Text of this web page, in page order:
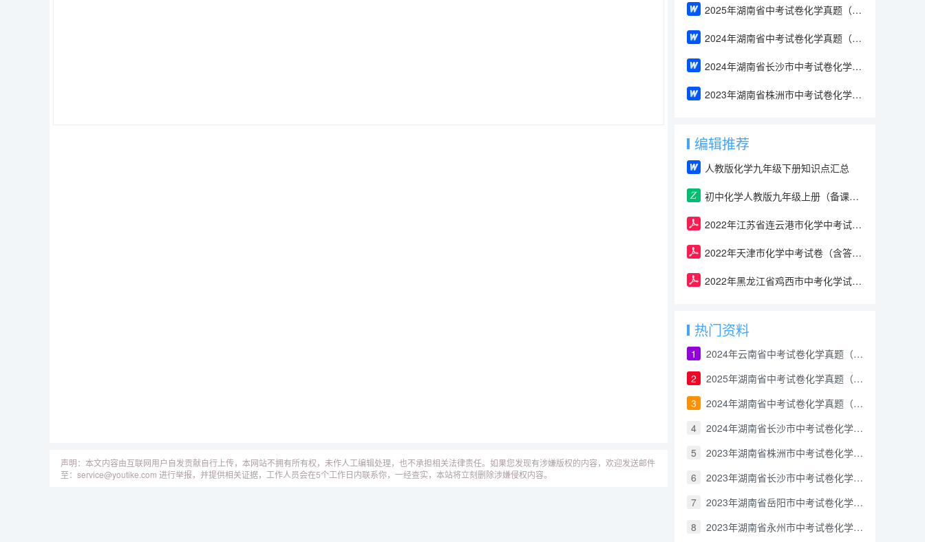
声明：本文内容由互联网用户自发贡献自行上传，本网站不拥有所有权，未作人工编辑处理，也不承担相关法律责任。如果您发现有涉嫌版权的内容，欢迎发送邮件
至：service@youtike.com 进行举报，并提供相关证据，工作人员会在5个工作日内联系你，一经查实，本站将立刻删除涉嫌侵权内容。
2025年湖南省中考试卷化学真题（含答案和解析）
2024年湖南省中考试卷化学真题（解析版）
2024年湖南省长沙市中考试卷化学真题（解析版）
2023年湖南省株洲市中考试卷化学真题（解析版）
编辑推荐
人教版化学九年级下册知识点汇总
初中化学人教版九年级上册（备课包）
2022年江苏省连云港市化学中考试卷（含答案）
2022年天津市化学中考试卷（含答案）
2022年黑龙江省鸡西市中考化学试卷(含答案）
热门资料
1
2024年云南省中考试卷化学真题（解析版）
2
2025年湖南省中考试卷化学真题（含答案和解析）
3
2024年湖南省中考试卷化学真题（解析版）
4
2024年湖南省长沙市中考试卷化学真题（解析版）
5
2023年湖南省株洲市中考试卷化学真题（解析版）
6
2023年湖南省长沙市中考试卷化学真题（解析版）
7
2023年湖南省岳阳市中考试卷化学真题（解析版）
8
2023年湖南省永州市中考试卷化学真题（解析版）